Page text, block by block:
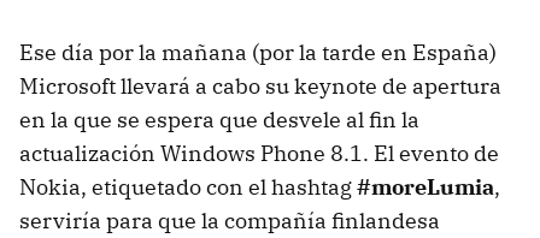
Ese día por la mañana (por la tarde en España)
Microsoft llevará a cabo su keynote de apertura
en la que se espera que desvele al fin la
actualización Windows Phone 8.1. El evento de
Nokia, etiquetado con el hashtag#moreLumia,
serviría para que la compañía finlandesa